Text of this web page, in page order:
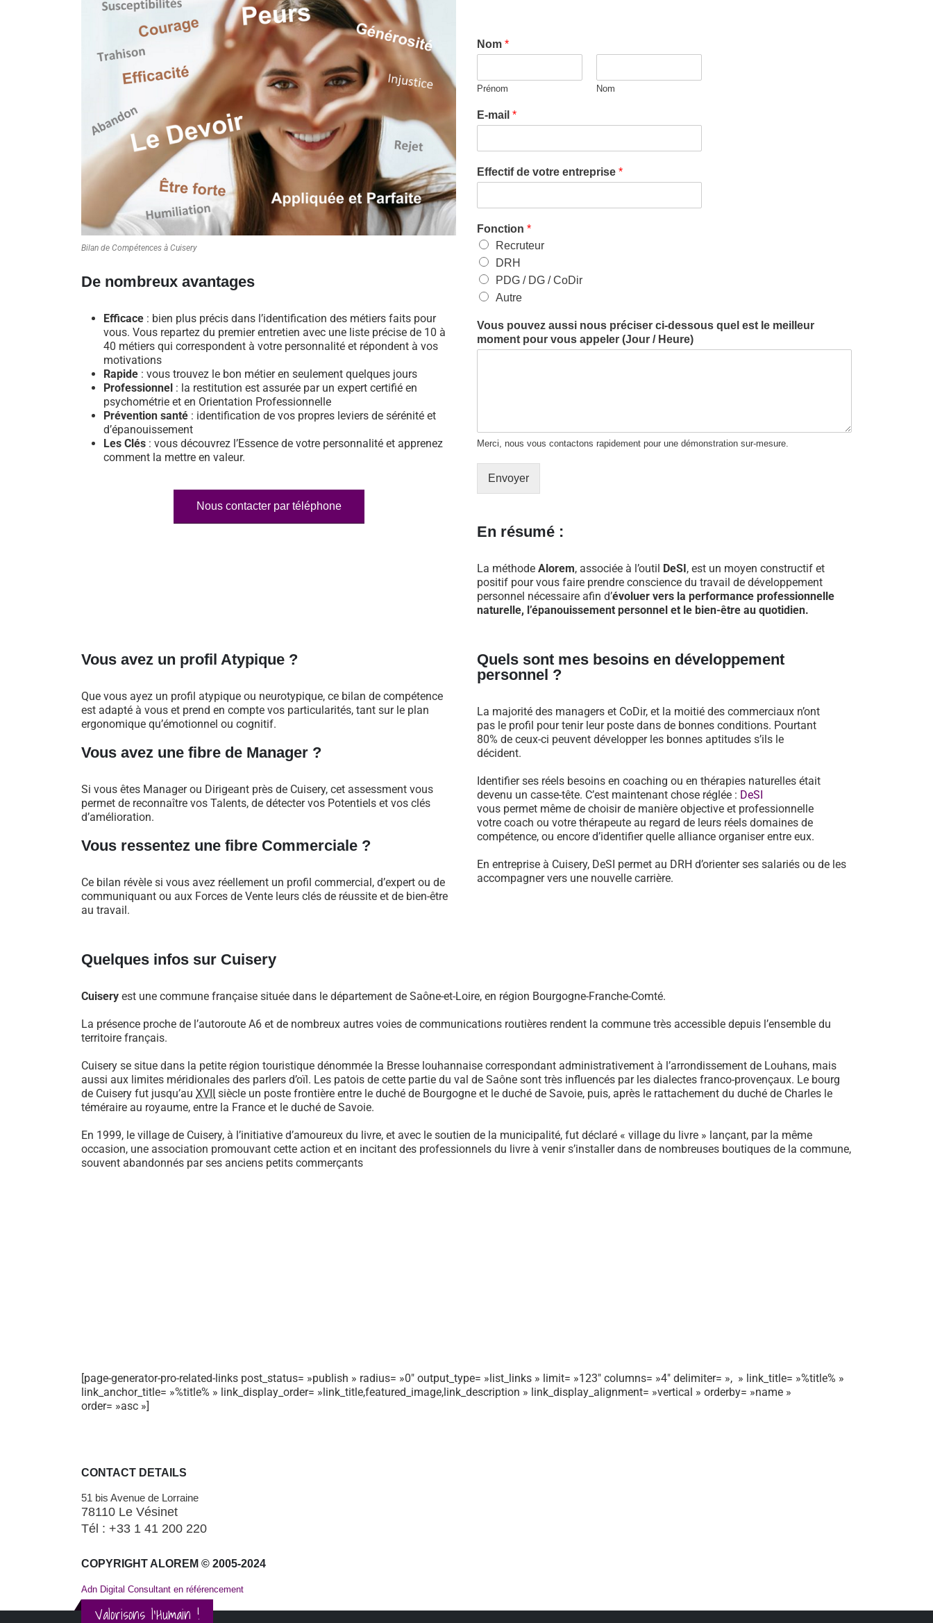
Bilan de Compétences à Cuisery
De nombreux avantages
Efficace : bien plus précis dans l’identification des métiers faits pour
vous. Vous repartez du premier entretien avec une liste précise de 10 à
40 métiers qui correspondent à votre personnalité et répondent à vos
motivations
Rapide : vous trouvez le bon métier en seulement quelques jours
Professionnel : la restitution est assurée par un expert certifié en
psychométrie et en Orientation Professionnelle
Prévention santé : identification de vos propres leviers de sérénité et
d’épanouissement
Les Clés : vous découvrez l’Essence de votre personnalité et apprenez
comment la mettre en valeur.
Nous contacter par téléphone
Nom *
Prénom Nom
E-mail *
Effectif de votre entreprise *
Fonction *
Recruteur
DRH
PDG / DG / CoDir
Autre
Vous pouvez aussi nous préciser ci-dessous quel est le meilleur
moment pour vous appeler (Jour / Heure)
Merci, nous vous contactons rapidement pour une démonstration sur-mesure.
Envoyer
En résumé :
La méthode Alorem, associée à l’outil DeSI, est un moyen constructif et
positif pour vous faire prendre conscience du travail de développement
personnel nécessaire afin d’évoluer vers la performance professionnelle
naturelle, l’épanouissement personnel et le bien-être au quotidien.
Vous avez un profil Atypique ?
Que vous ayez un profil atypique ou neurotypique, ce bilan de compétence
est adapté à vous et prend en compte vos particularités, tant sur le plan
ergonomique qu’émotionnel ou cognitif.
Vous avez une fibre de Manager ?
Si vous êtes Manager ou Dirigeant près de Cuisery, cet assessment vous
permet de reconnaître vos Talents, de détecter vos Potentiels et vos clés
d’amélioration.
Vous ressentez une fibre Commerciale ?
Ce bilan révèle si vous avez réellement un profil commercial, d’expert ou de
communiquant ou aux Forces de Vente leurs clés de réussite et de bien-être
au travail.
Quels sont mes besoins en développement
personnel ?
La majorité des managers et CoDir, et la moitié des commerciaux n’ont
pas le profil pour tenir leur poste dans de bonnes conditions. Pourtant
80% de ceux-ci peuvent développer les bonnes aptitudes s’ils le
décident.
Identifier ses réels besoins en coaching ou en thérapies naturelles était
devenu un casse-tête. C’est maintenant chose réglée : DeSI
vous permet même de choisir de manière objective et professionnelle
votre coach ou votre thérapeute au regard de leurs réels domaines de
compétence, ou encore d’identifier quelle alliance organiser entre eux.
En entreprise à Cuisery, DeSI permet au DRH d’orienter ses salariés ou de les
accompagner vers une nouvelle carrière.
Quelques infos sur Cuisery
Cuisery est une commune française située dans le département de Saône-et-Loire, en région Bourgogne-Franche-Comté.
La présence proche de l’autoroute A6 et de nombreux autres voies de communications routières rendent la commune très accessible depuis l’ensemble du
territoire français.
Cuisery se situe dans la petite région touristique dénommée la Bresse louhannaise correspondant administrativement à l’arrondissement de Louhans, mais
aussi aux limites méridionales des parlers d’oïl. Les patois de cette partie du val de Saône sont très influencés par les dialectes franco-provençaux. Le bourg
de Cuisery fut jusqu’au XVII siècle un poste frontière entre le duché de Bourgogne et le duché de Savoie, puis, après le rattachement du duché de Charles le
téméraire au royaume, entre la France et le duché de Savoie.
En 1999, le village de Cuisery, à l’initiative d’amoureux du livre, et avec le soutien de la municipalité, fut déclaré « village du livre » lançant, par la même
occasion, une association promouvant cette action et en incitant des professionnels du livre à venir s’installer dans de nombreuses boutiques de la commune,
souvent abandonnés par ses anciens petits commerçants
[page-generator-pro-related-links post_status= »publish » radius= »0″ output_type= »list_links » limit= »123″ columns= »4″ delimiter= », » link_title= »%title% »
link_anchor_title= »%title% » link_display_order= »link_title,featured_image,link_description » link_display_alignment= »vertical » orderby= »name »
order= »asc »]
CONTACT DETAILS
51 bis Avenue de Lorraine
78110 Le Vésinet
Tél : +33 1 41 200 220
COPYRIGHT ALOREM © 2005-2024
Adn Digital Consultant en référencement
Valorisons l'Humain !